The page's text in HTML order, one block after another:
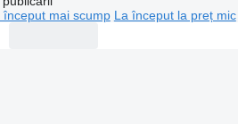
început mai scump La început la preț mic